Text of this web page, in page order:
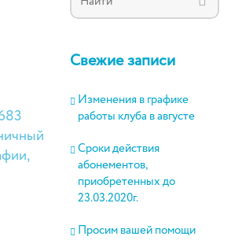
Свежие записи
Изменения в графике
работы клуба в августе
Сроки действия
абонементов,
приобретенных до
23.03.2020г.
Просим вашей помощи